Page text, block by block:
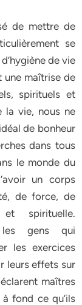
de mettre de
se
de vie
maîtrise de
spirituels et
la vie, nous ne
de bonheur
dans tous
le monde du
un corps
de force, de
spirituelle.
les gens qui
les exercices
leurs effets sur
maîtres
fond ce qu’ils